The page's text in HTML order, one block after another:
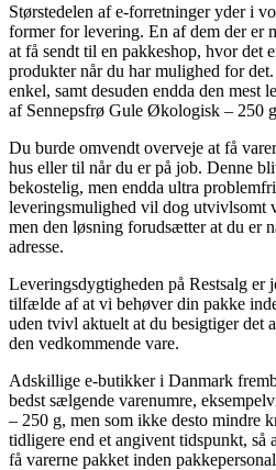
Størstedelen af e-forretninger yder i
former for levering. En af dem der er
at få sendt til en pakkeshop, hvor det
produkter når du har mulighed for
enkel, samt desuden endda den mest
af Sennepsfrø Gule Økologisk – 250
Du burde omvendt overveje at få
hus eller til når du er på job. Denne
bekostelig, men endda ultra
leveringsmulighed vil dog utvivlsomt
men den løsning forudsætter at du er
adresse.
Leveringsdygtigheden på Restsalg er
tilfælde af at vi behøver din pakke
uden tvivl aktuelt at du besigtiger det
den vedkommende vare.
Adskillige e-butikker i Danmark
bedst sælgende varenumre,
– 250 g, men som ikke desto mindre
tidligere end et angivent tidspunkt, så
få varerne pakket inden